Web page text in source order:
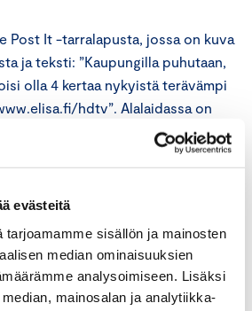
evästeitä
tarjoamamme sisällön ja mainosten
median ominaisuuksien
analysoimiseen. Lisäksi
mainosalan ja analytiikka-
Post It -tarralapusta, jossa on kuva
ja teksti: ”Kaupungilla puhutaan,
olla 4 kertaa nykyistä terävämpi
hdtv”. Alalaidassa on
ja vain niissä kiinteistöissä, jotka
kaapeli-tv-verkkoon.
mainokset oma-aloitteisesti